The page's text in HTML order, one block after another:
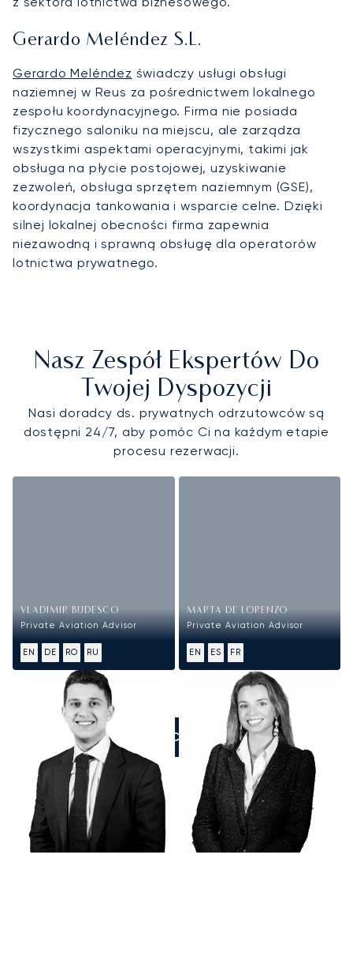
Gerardo Meléndez S.L.
Gerardo Meléndez świadczy usługi obsługi
naziemnej w Reus za pośrednictwem lokalnego
zespołu koordynacyjnego. Firma nie posiada
fizycznego saloniku na miejscu, ale zarządza
wszystkimi aspektami operacyjnymi, takimi jak
obsługa na płycie postojowej, uzyskiwanie
zezwoleń, obsługa sprzętem naziemnym (GSE),
koordynacja tankowania i wsparcie celne. Dzięki
silnej lokalnej obecności firma zapewnia
niezawodną i sprawną obsługę dla operatorów
lotnictwa prywatnego.
Nasz Zespół Ekspertów Do
Twojej Dyspozycji
Nasi doradcy ds. prywatnych odrzutowców są
dostępni 24/7, aby pomóc Ci na każdym etapie
procesu rezerwacji.
VLADIMIR BUDESCO
Private Aviation Advisor
EN DE RO RU
MARTA DE LORENZO
Private Aviation Advisor
EN ES FR
ZADZWOŃCIE DO NAS